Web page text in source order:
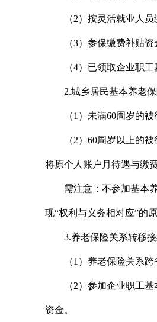
（2）按灵活就业人
（3）参保缴费补贴
（4）已领取企业职
2.城乡居民基本养老
（1）未满60周岁的
（2）60周岁以上的
将原个人账户月待遇与缴
需注意：不参加基本
现“权利与义务相对应”的原
3.养老保险关系转移
（1）养老保险关系
（2）参加企业职工
资金。